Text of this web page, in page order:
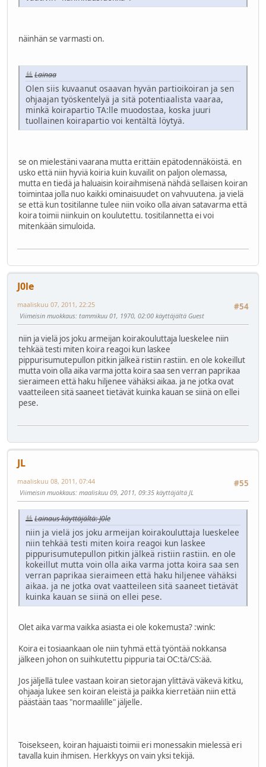
näinhän se varmasti on.
Lainaa
Olen siis kuvaanut osaavan hyvän partioikoiran ja sen
ohjaajan työskentelyä ja sitä potentiaalista vaaraa,
minkä koirapartio TA:lle muodostaa, koska juuri
tuollainen koirapartio voi kentältä löytyä.
se on mielestäni vaarana mutta erittäin epätodennäköistä. en
usko että niin hyviä koiria kuin kuvailit on paljon olemassa,
mutta en tiedä ja haluaisin koiraihmisenä nähdä sellaisen koiran
toimintaa jolla nuo kaikki ominaisuudet on vahvuutena. ja vielä
se että kun tositilanne tulee niin voiko olla aivan satavarma että
koira toimii niinkuin on koulutettu. tositilannetta ei voi
mitenkään simuloida.
J0le
#54
maaliskuu 07, 2011, 22:25
Viimeisin muokkaus: tammikuu 01, 1970, 02:00 käyttäjältä Guest
niin ja vielä jos joku armeijan koirakouluttaja lueskelee niin
tehkää testi miten koira reagoi kun laskee
pippurisumutepullon pitkin jälkeä ristiin rastiin. en ole kokeillut
mutta voin olla aika varma jotta koira saa sen verran paprikaa
sieraimeen että haku hiljenee vähäksi aikaa. ja ne jotka ovat
vaatteileen sitä saaneet tietävät kuinka kauan se siinä on ellei
pese.
JL
#55
maaliskuu 08, 2011, 07:44
Viimeisin muokkaus: maaliskuu 09, 2011, 09:35 käyttäjältä JL
Lainaus käyttäjältä: J0le
niin ja vielä jos joku armeijan koirakouluttaja lueskelee
niin tehkää testi miten koira reagoi kun laskee
pippurisumutepullon pitkin jälkeä ristiin rastiin. en ole
kokeillut mutta voin olla aika varma jotta koira saa sen
verran paprikaa sieraimeen että haku hiljenee vähäksi
aikaa. ja ne jotka ovat vaatteileen sitä saaneet tietävät
kuinka kauan se siinä on ellei pese.
Olet aika varma vaikka asiasta ei ole kokemusta? :wink:
Koira ei tosiaankaan ole niin tyhmä että työntää nokkansa
jälkeen johon on suihkutettu pippuria tai OC:tä/CS:ää.
Jos jäljellä tulee vastaan koiran sietorajan ylittävä väkevä kitku,
ohjaaja lukee sen koiran eleistä ja paikka kierretään niin että
päästään taas "normaalille" jäljelle.
Toisekseen, koiran hajuaisti toimii eri monessakin mielessä eri
tavalla kuin ihmisen. Herkkyys on vain yksi tekijä.